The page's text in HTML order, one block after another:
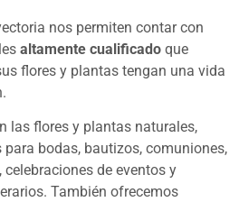
nos permiten contar con
altamente cualificado que
flores y plantas tengan una vida
las flores y plantas naturales,
bodas, bautizos, comuniones,
de eventos y
También ofrecemos